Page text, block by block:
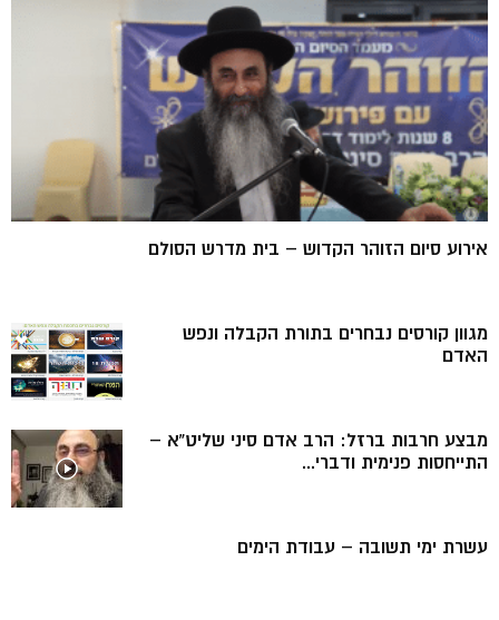
אירוע סיום הזוהר הקדוש – בית מדרש הסולם
מגוון קורסים נבחרים בתורת הקבלה ונפש
האדם
מבצע חרבות ברזל: הרב אדם סיני שליט”א –
התייחסות פנימית ודברי...
עשרת ימי תשובה – עבודת הימים